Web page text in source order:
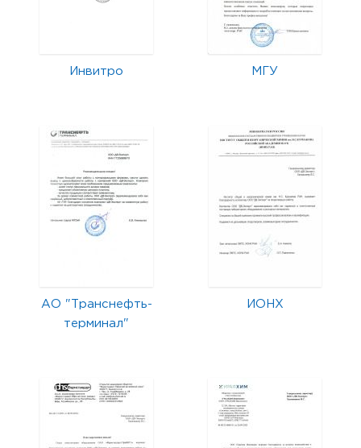
Инвитро МГУ
АО "Транснефть-
терминал"
ИОНХ